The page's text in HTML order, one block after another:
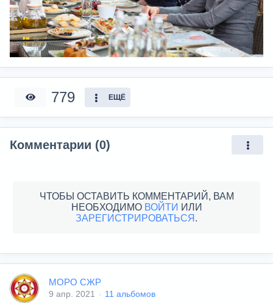
779 ЕЩЁ
Комментарии (0)
ЧТОБЫ ОСТАВИТЬ КОММЕНТАРИЙ, ВАМ
НЕОБХОДИМО ВОЙТИ ИЛИ
ЗАРЕГИСТРИРОВАТЬСЯ .
МОРО СЖР
9 апр. 2021 · 11 альбомов